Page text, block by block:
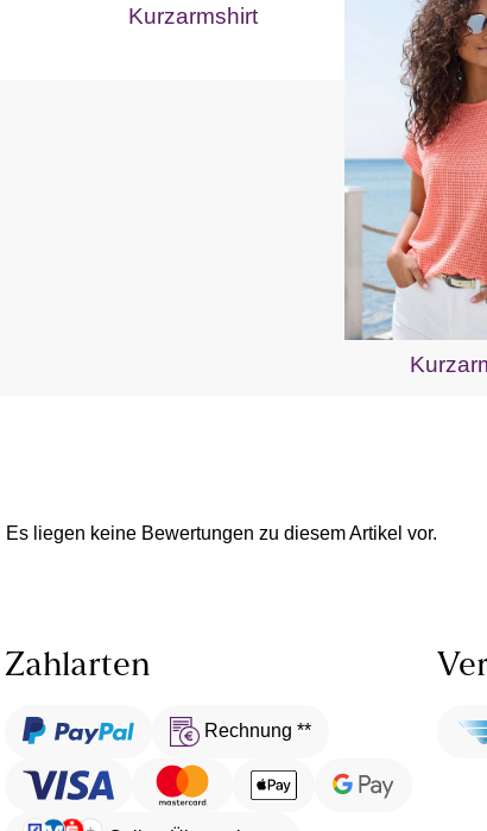
Kurzarmshirt
Es liegen keine Bewertungen zu diesem Artikel vor.
Zahlarten
Rechnung **